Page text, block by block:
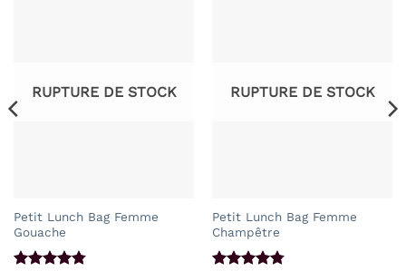
RUPTURE DE STOCK
Petit Lunch Bag Femme
Gouache
RUPTURE DE STOCK
Petit Lunch Bag Femme
Champêtre